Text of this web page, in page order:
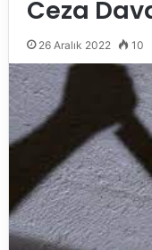
Ceza
26 Aralık 2022 10